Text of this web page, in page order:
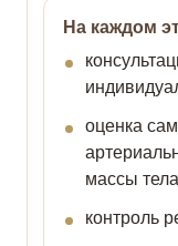
На каждом
оценка
массы
контроль